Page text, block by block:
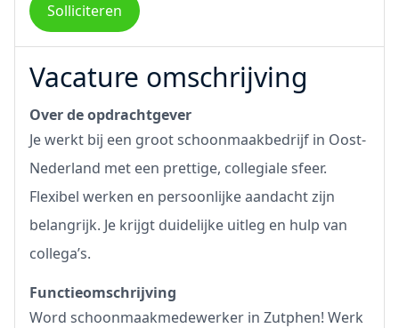
Solliciteren
Vacature omschrijving
Over de opdrachtgever
Je werkt bij een groot schoonmaakbedrijf in Oost-
Nederland met een prettige, collegiale sfeer.
Flexibel werken en persoonlijke aandacht zijn
belangrijk. Je krijgt duidelijke uitleg en hulp van
collega’s.
Functieomschrijving
Word schoonmaakmedewerker in Zutphen! Werk